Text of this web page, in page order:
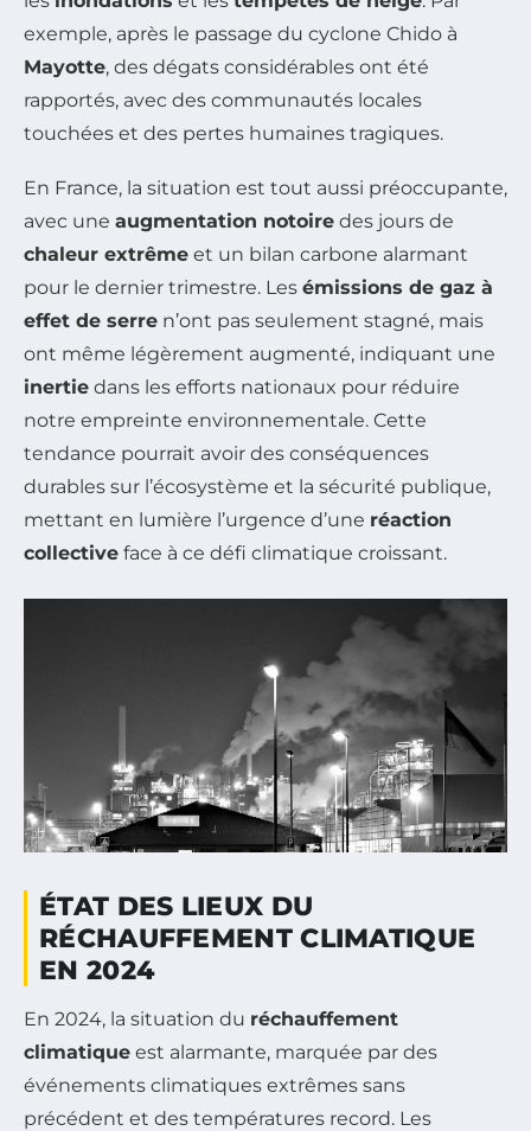
exemple, après le passage du cyclone Chido à
Mayotte, des dégats considérables ont été
rapportés, avec des communautés locales
touchées et des pertes humaines tragiques.
En France, la situation est tout aussi préoccupante,
avec une augmentation notoire des jours de
chaleur extrême et un bilan carbone alarmant
pour le dernier trimestre. Les émissions de gaz à
effet de serre n’ont pas seulement stagné, mais
ont même légèrement augmenté, indiquant une
inertie dans les efforts nationaux pour réduire
notre empreinte environnementale. Cette
tendance pourrait avoir des conséquences
durables sur l’écosystème et la sécurité publique,
mettant en lumière l’urgence d’une réaction
collective face à ce défi climatique croissant.
ÉTAT DES LIEUX DU
RÉCHAUFFEMENT CLIMATIQUE
EN 2024
En 2024, la situation du réchauffement
climatique est alarmante, marquée par des
événements climatiques extrêmes sans
précédent et des températures record. Les